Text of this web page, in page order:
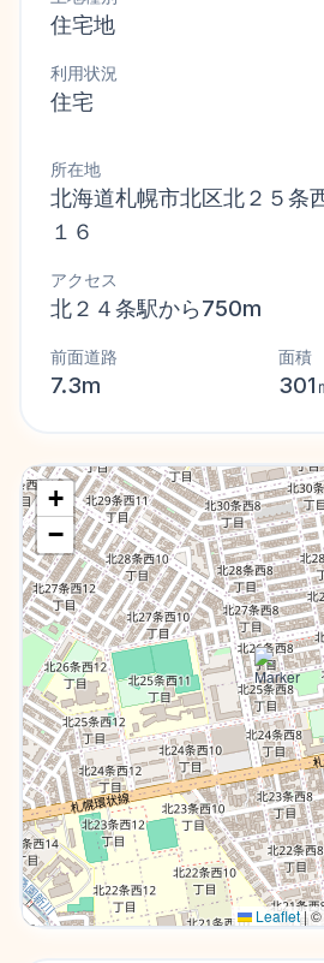
住宅地
利用状況
住宅
所在地
北海道札幌市北区北２５条
１６
アクセス
北２４条駅から750m
前面道路
7.3m
面積
301
+
−
Leaflet|©